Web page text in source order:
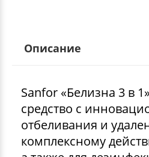
Описание
Sanfor «Белизна 3 в
средство с
отбеливания и
комплексному